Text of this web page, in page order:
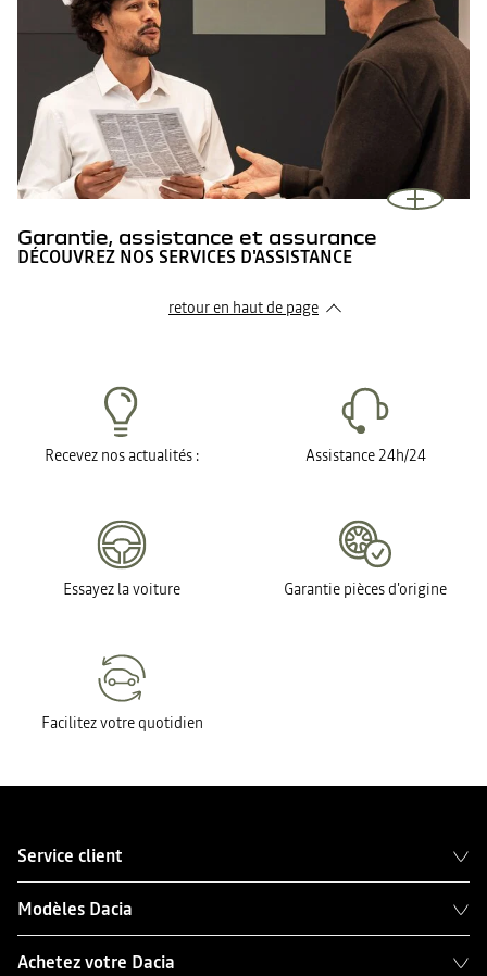
Garantie, assistance et assurance
DÉCOUVREZ NOS SERVICES D'ASSISTANCE
retour en haut de page​
Recevez nos actualités : Assistance 24h/24
Essayez la voiture Garantie pièces d'origine
Facilitez votre quotidien
Service client
Modèles Dacia
Achetez votre Dacia